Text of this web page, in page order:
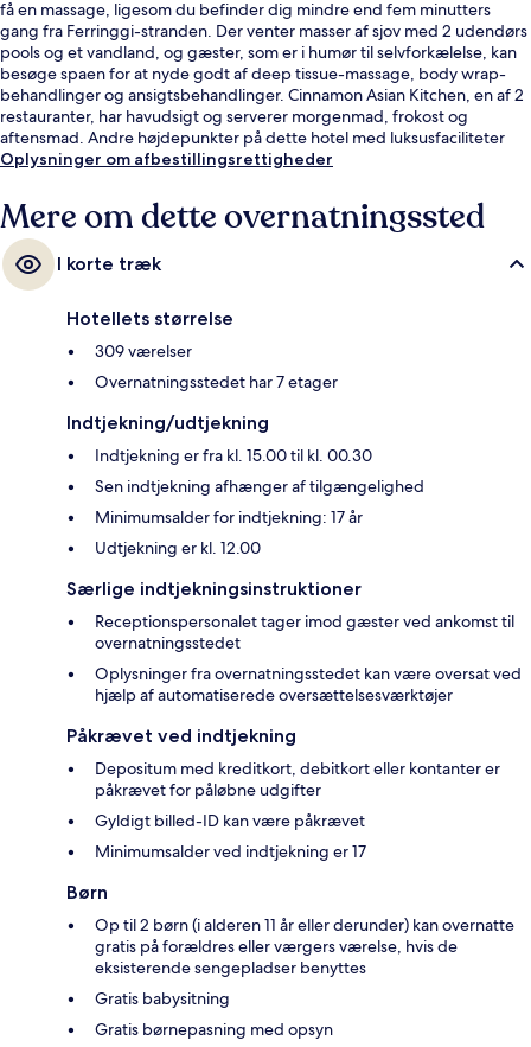
få en massage, ligesom du befinder dig mindre end fem minutters
gang fra Ferringgi-stranden. Der venter masser af sjov med 2 udendørs
pools og et vandland, og gæster, som er i humør til selvforkælelse, kan
besøge spaen for at nyde godt af deep tissue-massage, body wrap-
behandlinger og ansigtsbehandlinger. Cinnamon Asian Kitchen, en af 2
restauranter, har havudsigt og serverer morgenmad, frokost og
aftensmad. Andre højdepunkter på dette hotel med luksusfaciliteter
omfatter 2 barer/lounger, en gratis børneklub og en bar ved poolen.
Oplysninger om afbestillingsrettigheder
Mere om dette overnatningssted
I korte træk
Hotellets størrelse
309 værelser
Overnatningsstedet har 7 etager
Indtjekning/udtjekning
Indtjekning er fra kl. 15.00 til kl. 00.30
Sen indtjekning afhænger af tilgængelighed
Minimumsalder for indtjekning: 17 år
Udtjekning er kl. 12.00
Særlige indtjekningsinstruktioner
Receptionspersonalet tager imod gæster ved ankomst til
overnatningsstedet
Oplysninger fra overnatningsstedet kan være oversat ved
hjælp af automatiserede oversættelsesværktøjer
Påkrævet ved indtjekning
Depositum med kreditkort, debitkort eller kontanter er
påkrævet for påløbne udgifter
Gyldigt billed-ID kan være påkrævet
Minimumsalder ved indtjekning er 17
Børn
Op til 2 børn (i alderen 11 år eller derunder) kan overnatte
gratis på forældres eller værgers værelse, hvis de
eksisterende sengepladser benyttes
Gratis babysitning
Gratis børnepasning med opsyn